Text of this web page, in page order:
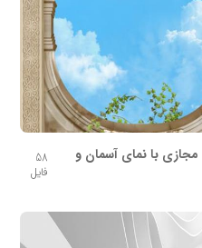
با نمای آسمان و
58
فایل